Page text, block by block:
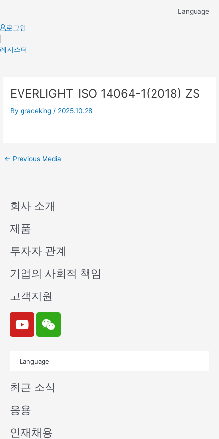
content
Language
로그인
레지스터
EVERLIGHT_ISO 14064-1(2018) ZS
Bygraceking / 2025.10.28
navigation
← Previous Media
회사 소개
제품
투자자 관계
기업의 사회적 책임
고객지원
Y
o
u
e
W
e
i
n
Language
최근 소식
응용
인재채용